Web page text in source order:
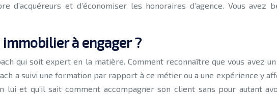
d’acquéreurs et d’économiser les honoraires d’agence. Vous avez
à engager ?
qui soit expert en la matière. Comment reconnaître que vous avez
a suivi une formation par rapport à ce métier ou a une expérience y
lui et qu’il sait comment accompagner son client sans pour autant